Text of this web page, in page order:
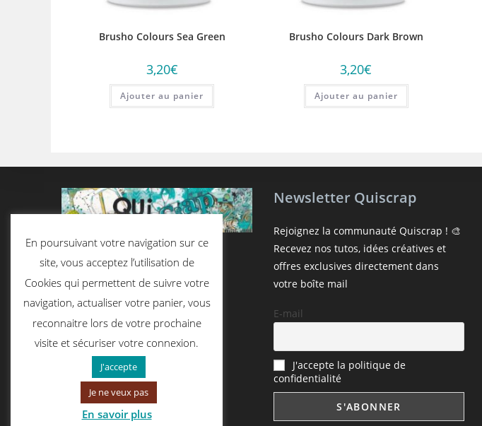
Brusho Colours Sea Green
3,20€
Ajouter au panier
Brusho Colours Dark Brown
3,20€
Ajouter au panier
Newsletter Quiscrap
Rejoignez la communauté Quiscrap ! 🎨
Recevez nos tutos, idées créatives et
offres exclusives directement dans
votre boîte mail
E-mail
J'accepte la politique de
confidentialité
En poursuivant votre navigation sur ce
site, vous acceptez l’utilisation de
Cookies qui permettent de suivre votre
navigation, actualiser votre panier, vous
reconnaitre lors de votre prochaine
visite et sécuriser votre connexion.
J'accepte
Je ne veux pas
En savoir plus